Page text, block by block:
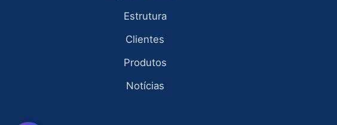
Estrutura
Clientes
Produtos
Notícias